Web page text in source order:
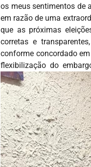
os meus sentimentos de
em razão de uma
que as próximas
corretas e
conforme concordado
flexibilização do